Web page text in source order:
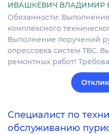
ИВАШКЕВИЧ ВЛАДИМИР
Обязанности:
комплексного
Выполнение поручений
опрессовка систем ТВС.
ремонтных работ!
Специалист по
обслуживанию